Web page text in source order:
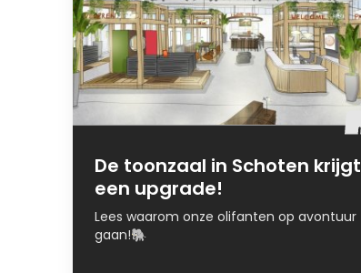
De toonzaal in Schoten krijgt
een upgrade!
Lees waarom onze olifanten op avontuur
gaan!🐘